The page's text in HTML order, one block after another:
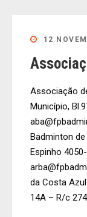
12
Associação
Município,
Badminton
Espinho
da Costa
14A – R/c